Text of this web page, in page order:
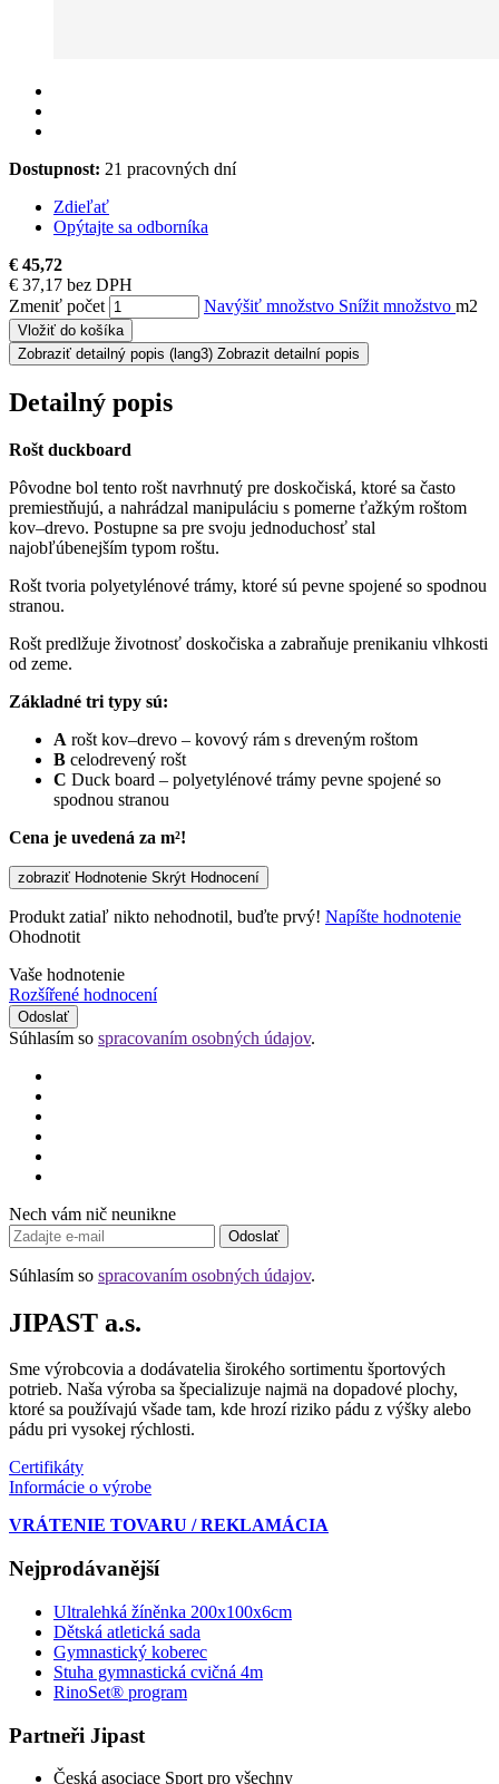
Dostupnost: 21 pracovných dní
Zdieľať
Opýtajte sa odborníka
€ 45,72
€ 37,17 bez DPH
Zmeniť počet
Navýšiť množstvo Snížit množstvo m2
Vložiť do košíka
Zobraziť detailný popis (lang3) Zobrazit detailní popis
Detailný popis
Rošt duckboard
Pôvodne bol tento rošt navrhnutý pre doskočiská, ktoré sa často
premiestňujú, a nahrádzal manipuláciu s pomerne ťažkým roštom
kov–drevo. Postupne sa pre svoju jednoduchosť stal
najobľúbenejším typom roštu.
Rošt tvoria polyetylénové trámy, ktoré sú pevne spojené so spodnou
stranou.
Rošt predlžuje životnosť doskočiska a zabraňuje prenikaniu vlhkosti
od zeme.
Základné tri typy sú:
A rošt kov–drevo – kovový rám s dreveným roštom
B celodrevený rošt
C Duck board – polyetylénové trámy pevne spojené so
spodnou stranou
Cena je uvedená za m²!
zobraziť Hodnotenie Skrýt Hodnocení
Produkt zatiaľ nikto nehodnotil, buďte prvý! Napíšte hodnotenie
Ohodnotit
Vaše hodnotenie
Rozšířené hodnocení
Odoslať
Súhlasím so spracovaním osobných údajov.
Nech vám nič neunikne
Odoslať
Súhlasím so spracovaním osobných údajov.
JIPAST a.s.
Sme výrobcovia a dodávatelia širokého sortimentu športových
potrieb. Naša výroba sa špecializuje najmä na dopadové plochy,
ktoré sa používajú všade tam, kde hrozí riziko pádu z výšky alebo
pádu pri vysokej rýchlosti.
Certifikáty
Informácie o výrobe
VRÁTENIE TOVARU / REKLAMÁCIA
Nejprodávanější
Ultralehká žíněnka 200x100x6cm
Dětská atletická sada
Gymnastický koberec
Stuha gymnastická cvičná 4m
RinoSet® program
Partneři Jipast
Česká asociace Sport pro všechny